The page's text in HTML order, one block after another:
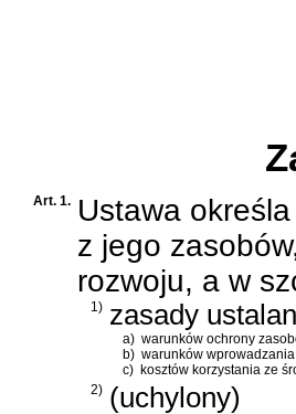
Art. 1. Ustawa
z jego
rozwoju, a w
1) zasady
a) warunków ochrony
b) warunków
c) kosztów korzystania ze
2) (uchylony)